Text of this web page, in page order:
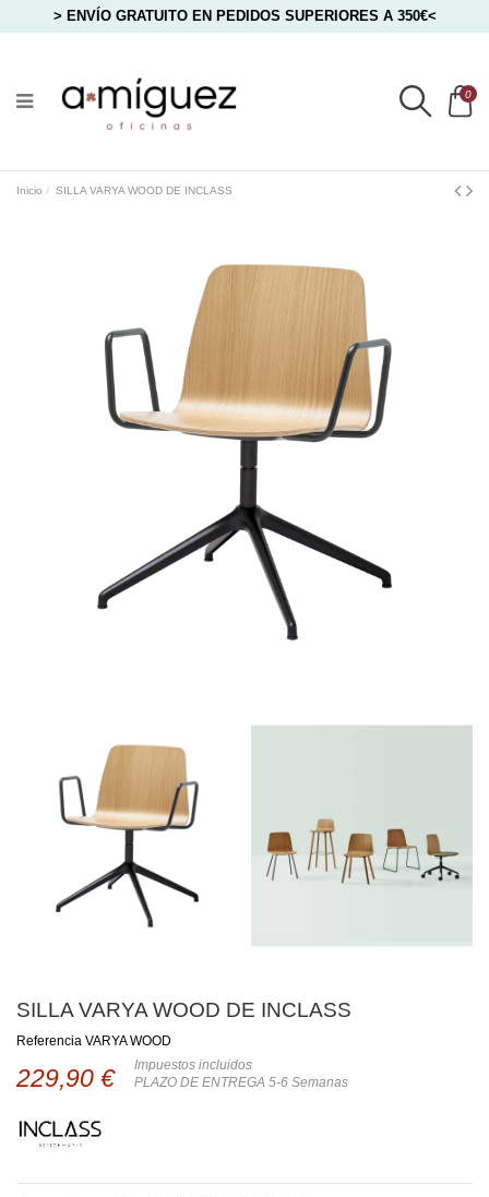
> ENVÍO GRATUITO EN PEDIDOS SUPERIORES A 350€<
0
Inicio SILLA VARYA WOOD DE INCLASS
SILLA VARYA WOOD DE INCLASS
Referencia VARYA WOOD
229,90 €
Impuestos incluidos
PLAZO DE ENTREGA 5-6 Semanas